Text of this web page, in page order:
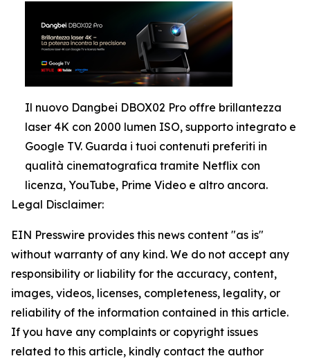
Il nuovo Dangbei DBOX02 Pro offre brillantezza
laser 4K con 2000 lumen ISO, supporto integrato e
Google TV. Guarda i tuoi contenuti preferiti in
qualità cinematografica tramite Netflix con
licenza, YouTube, Prime Video e altro ancora.
Legal Disclaimer:
EIN Presswire provides this news content "as is"
without warranty of any kind. We do not accept any
responsibility or liability for the accuracy, content,
images, videos, licenses, completeness, legality, or
reliability of the information contained in this article.
If you have any complaints or copyright issues
related to this article, kindly contact the author